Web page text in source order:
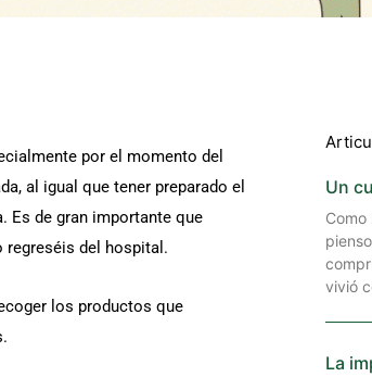
por el momento del
al igual que tener preparado el
Es de gran importante que
regreséis del hospital.
los productos que
Un
vivió
La